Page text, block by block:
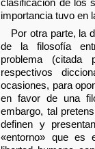
clasificación de los
importancia tuvo en
Por otra parte, la
de la filosofía
problema (citada
respectivos
ocasiones, para
en favor de una
embargo, tal
definen y
«entorno» que es